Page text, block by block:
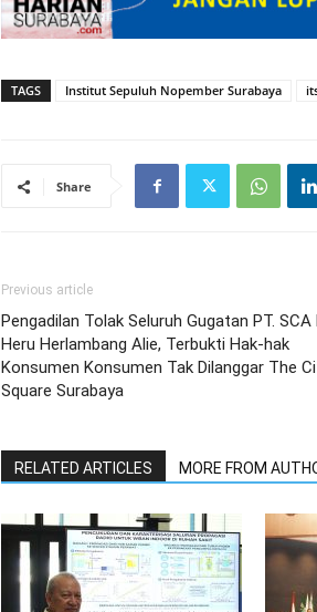
TAGS Institut Sepuluh Nopember Surabaya
Share
Previous article
Pengadilan Tolak Seluruh Gugatan PT. SCA
Heru Herlambang Alie, Terbukti Hak-hak
Konsumen Konsumen Tak Dilanggar The
Square Surabaya
RELATED ARTICLES MORE FROM